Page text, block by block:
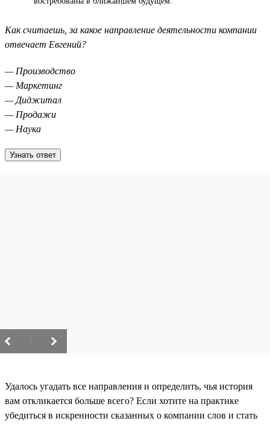
Как считаешь, за какое направление деятельности компании
отвечает Евгений?
— Производство
— Маркетинг
— Диджитал
— Продажи
— Наука
Узнать ответ
Удалось угадать все направления и определить, чья история
вам откликается больше всего? Если хотите на практике
убедиться в искренности сказанных о компании слов и стать